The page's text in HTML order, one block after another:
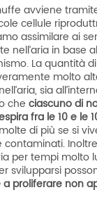
avviene
cellule
assimilare ai
nell’aria in base
La quantità
molto
sia
che ciascuno di
fra le 10 e le
di più se si
per tempi molto
svilupparsi
a proliferare non